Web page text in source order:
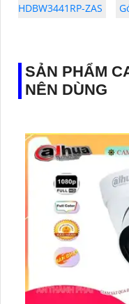
HDBW3441RP-ZAS
SẢN PHẨM
NÊN DÙNG